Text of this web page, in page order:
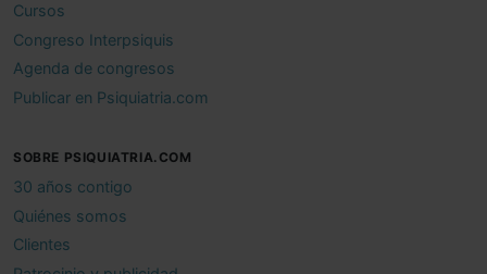
Cursos
Congreso Interpsiquis
Agenda de congresos
Publicar en Psiquiatria.com
SOBRE PSIQUIATRIA.COM
30 años contigo
Quiénes somos
Clientes